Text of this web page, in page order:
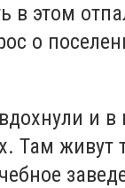
в этом
о
и в
Там живут